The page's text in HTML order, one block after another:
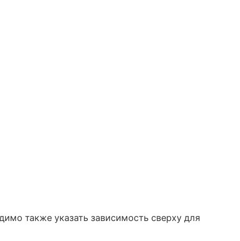
также указать зависимость сверху для